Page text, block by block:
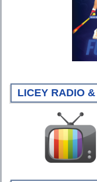
LICEY RADIO